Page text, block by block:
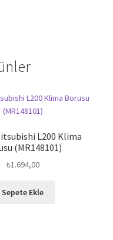
L200 Klima
(MR148101)
₺1.694,00
Sepete Ekle